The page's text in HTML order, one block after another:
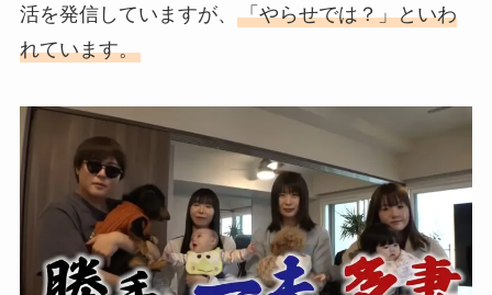
活を発信していますが、 「やらせでは？」といわ
れています。